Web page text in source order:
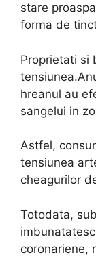
stare
forma de
Proprietati si
hreanul au
sangelui in
Astfel,
tensiunea
cheagurilor
Totodata,
coronariene,